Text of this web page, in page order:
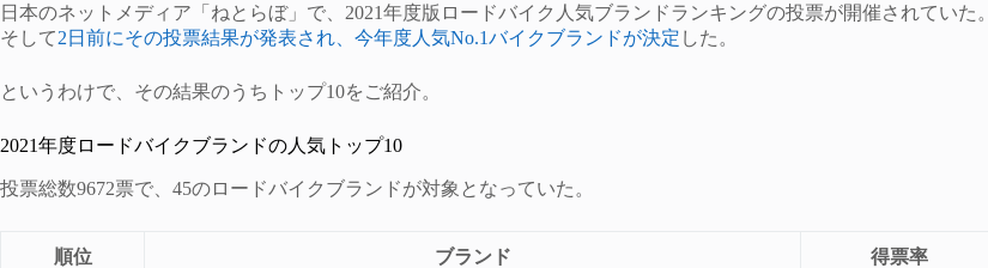
日本のネットメディア「ねとらぼ」で、2021年度版ロードバイク人気ブランドランキングの投票が開催されていた。
そして2日前にその投票結果が発表され、今年度人気No.1バイクブランドが決定 した。
というわけで、その結果のうちトップ10をご紹介。
2021年度ロードバイクブランドの人気トップ10
投票総数9672票で、45のロードバイクブランドが対象となっていた。
順位 ブランド 得票率